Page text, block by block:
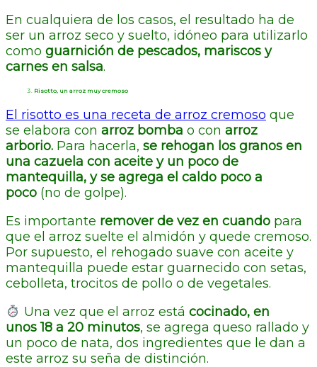
En cualquiera de los casos, el resultado ha de
ser un arroz seco y suelto, idóneo para utilizarlo
como guarnición de pescados, mariscos y
carnes en salsa.
Risotto, un arroz muy cremoso
El risotto es una receta de arroz cremoso que
se elabora con arroz bomba o con arroz
arborio. Para hacerla, se rehogan los granos en
una cazuela con aceite y un poco de
mantequilla, y se agrega el caldo poco a
poco (no de golpe).
Es importante remover de vez en cuando para
que el arroz suelte el almidón y quede cremoso.
Por supuesto, el rehogado suave con aceite y
mantequilla puede estar guarnecido con setas,
cebolleta, trocitos de pollo o de vegetales.
Una vez que el arroz está cocinado, en
unos 18 a 20 minutos, se agrega queso rallado y
un poco de nata, dos ingredientes que le dan a
este arroz su seña de distinción.